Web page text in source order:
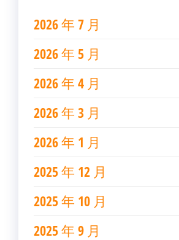
2026 年 7 月
2026 年 5 月
2026 年 4 月
2026 年 3 月
2026 年 1 月
2025 年 12 月
2025 年 10 月
2025 年 9 月